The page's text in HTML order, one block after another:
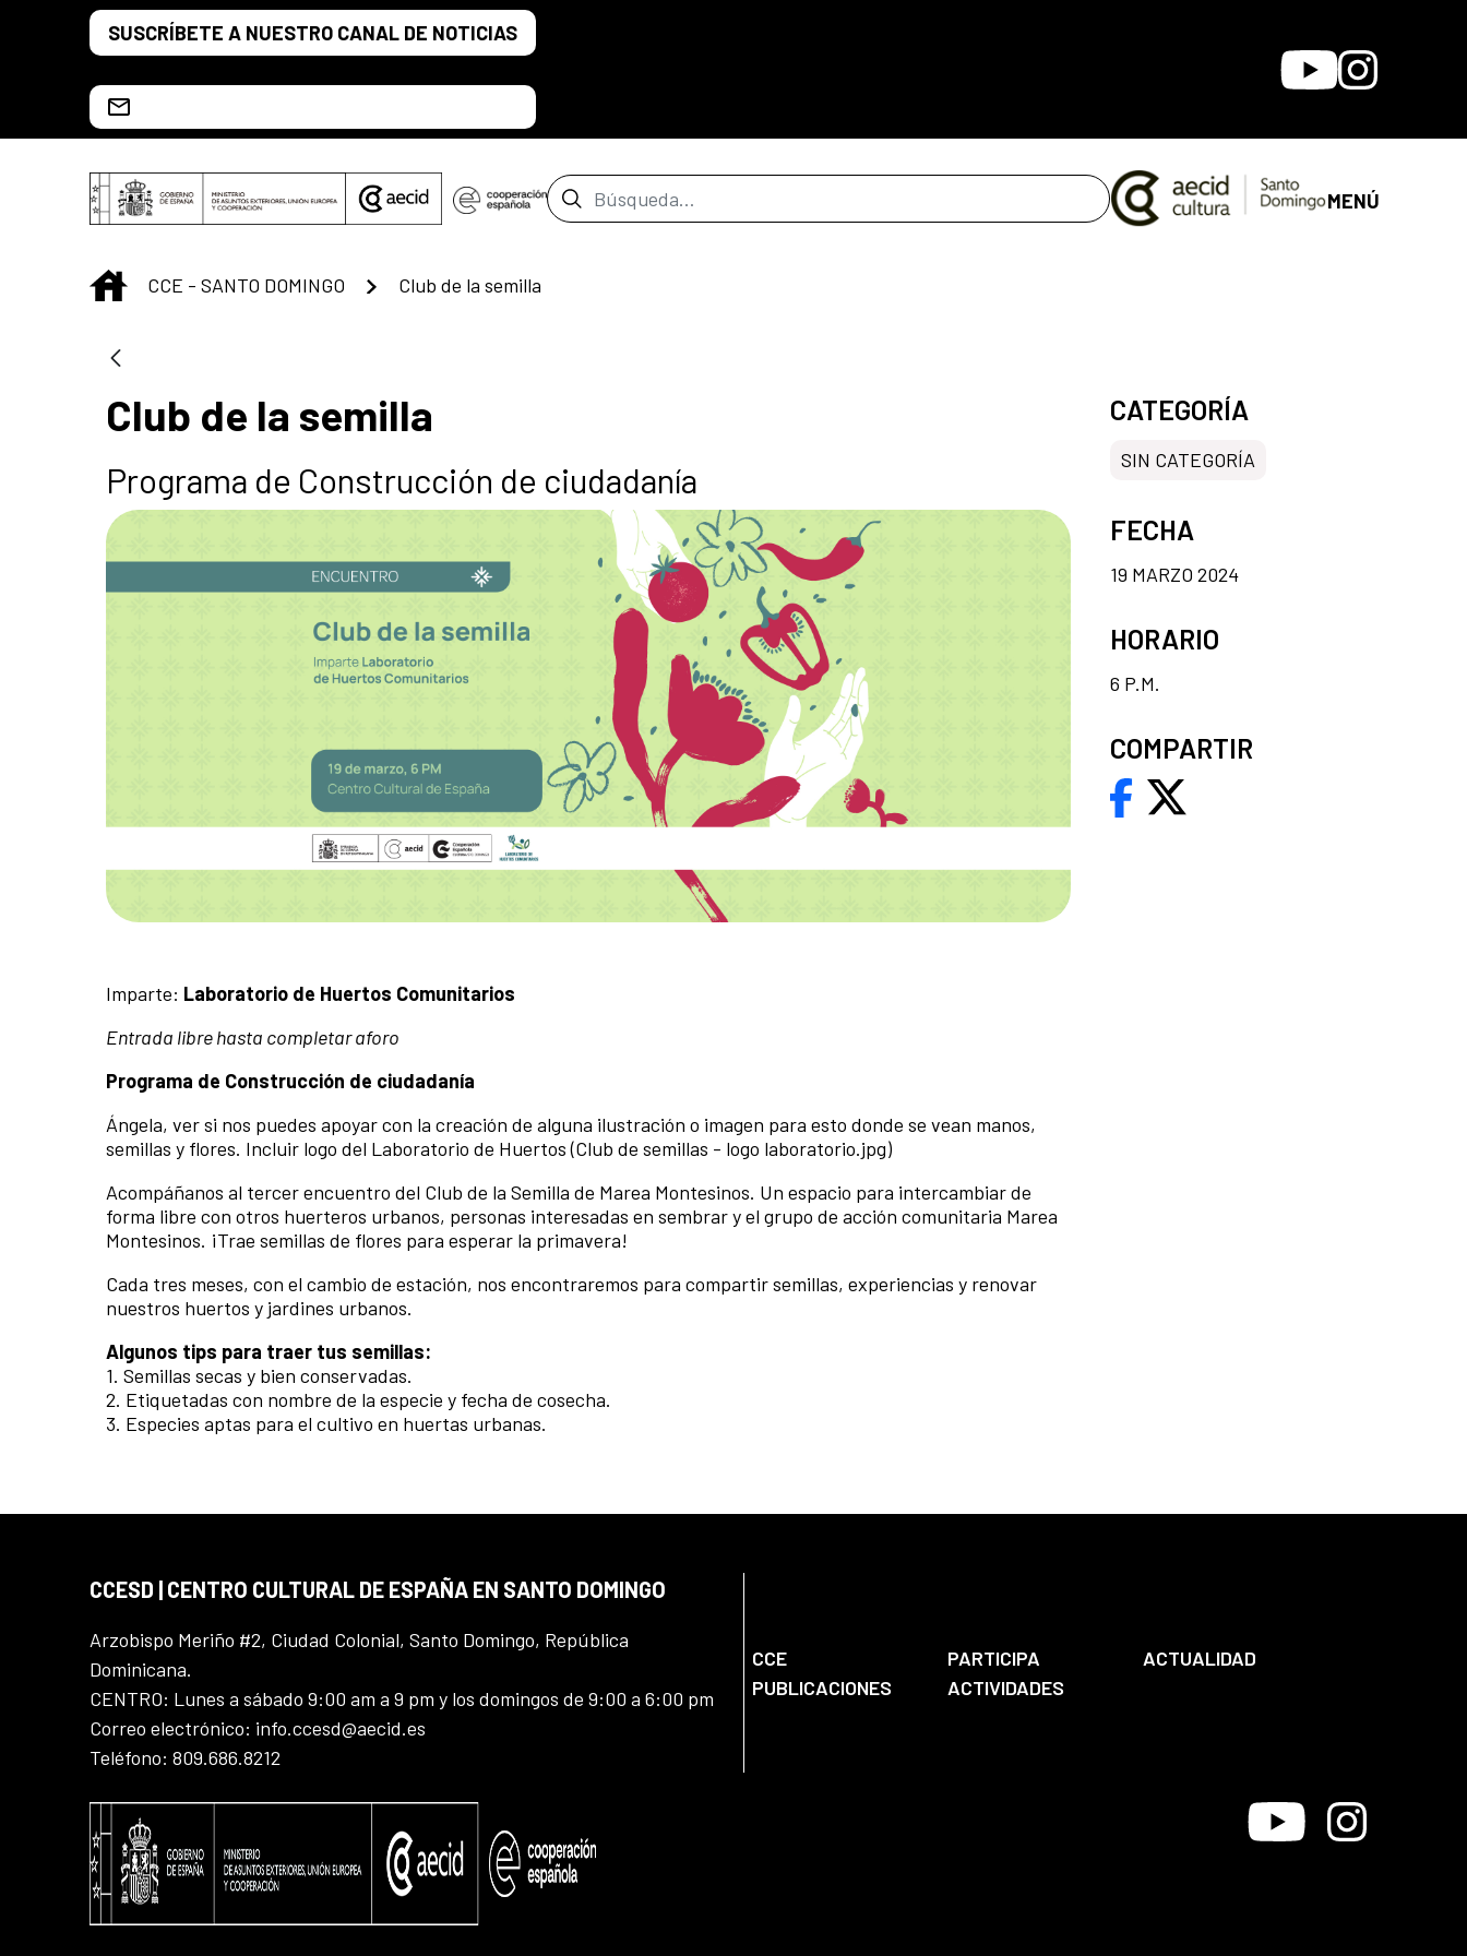
Saltar al contenido principal
SUSCRÍBETE A NUESTRO CANAL DE NOTICIAS
YoutubeInstagram
Barra de búsqueda MENÚ
INICIO
CCE - SANTO DOMINGO Club de la semilla
Club de la semilla
Programa de Construcción de ciudadanía
Imparte: Laboratorio de Huertos Comunitarios
Entrada libre hasta completar aforo
Programa de Construcción de ciudadanía
Ángela, ver si nos puedes apoyar con la creación de alguna ilustración o imagen para esto donde se vean manos,
semillas y flores. Incluir logo del Laboratorio de Huertos (Club de semillas - logo laboratorio.jpg)
Acompáñanos al tercer encuentro del Club de la Semilla de Marea Montesinos. Un espacio para intercambiar de
forma libre con otros huerteros urbanos, personas interesadas en sembrar y el grupo de acción comunitaria Marea
Montesinos. ¡Trae semillas de flores para esperar la primavera!
Cada tres meses, con el cambio de estación, nos encontraremos para compartir semillas, experiencias y renovar
nuestros huertos y jardines urbanos.
Algunos tips para traer tus semillas:
1. Semillas secas y bien conservadas.
2. Etiquetadas con nombre de la especie y fecha de cosecha.
3. Especies aptas para el cultivo en huertas urbanas.
CATEGORÍA
SIN CATEGORÍA
FECHA
19 MARZO 2024
HORARIO
6 P.M.
COMPARTIR
CCESD | CENTRO CULTURAL DE ESPAÑA EN SANTO DOMINGO
Arzobispo Meriño #2, Ciudad Colonial, Santo Domingo, República
Dominicana.
CENTRO: Lunes a sábado 9:00 am a 9 pm y los domingos de 9:00 a 6:00 pm
Correo electrónico: info.ccesd@aecid.es
Teléfono: 809.686.8212
CCE PARTICIPA
ACTUALIDAD
PUBLICACIONES
ACTIVIDADES
Youtube Instagram